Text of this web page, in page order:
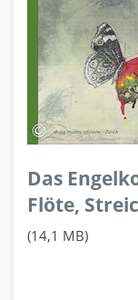
Das
Flöte,
(14,1 MB)